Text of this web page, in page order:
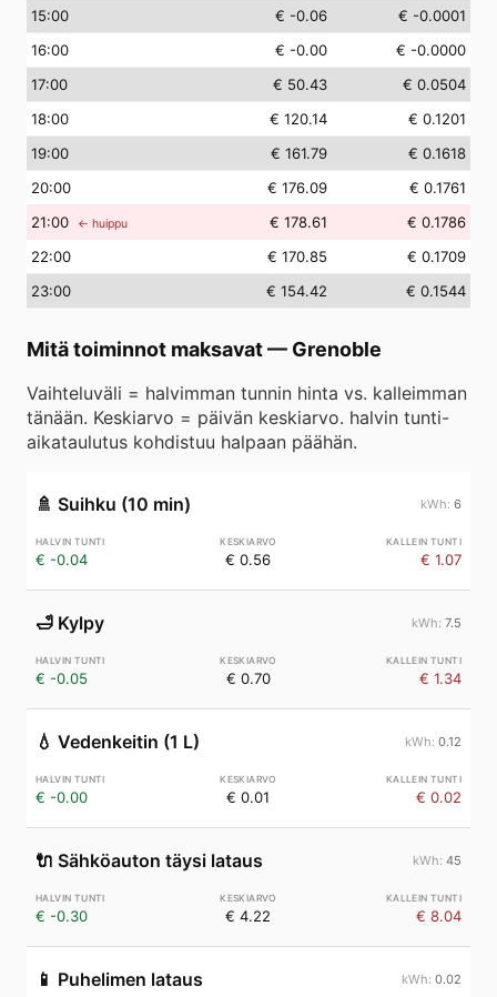
15:00 € -0.06
€ -0.0001
16:00 € -0.00
€ -0.0000
17:00 € 50.43
€ 0.0504
18:00 € 120.14
€ 0.1201
19:00 € 161.79
€ 0.1618
20:00 € 176.09
€ 0.1761
21:00 ← huippu € 178.61
€ 0.1786
22:00 € 170.85
€ 0.1709
23:00 € 154.42 € 0.1544
Mitä toiminnot maksavat— Grenoble
Vaihteluväli = halvimman tunnin hinta vs. kalleimman
tänään. Keskiarvo = päivän keskiarvo. halvin tunti-
aikataulutus kohdistuu halpaan päähän.
🚿 Suihku (10 min) 6
€ -0.04 € 0.56 € 1.07
🛁 Kylpy 7.5
€ -0.05 € 0.70 € 1.34
💧 Vedenkeitin (1 L) 0.12
€ -0.00 € 0.01 € 0.02
🔌 Sähköauton täysi lataus 45
€ -0.30 € 4.22 € 8.04
📱 Puhelimen lataus 0.02